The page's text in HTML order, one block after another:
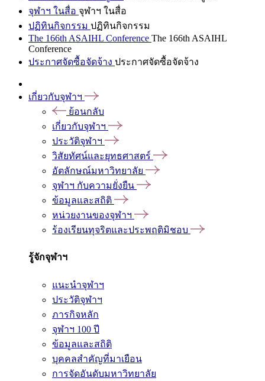
จุฬาฯ ในสื่อ จุฬาฯ ในสื่อ
ปฏิทินกิจกรรม ปฏิทินกิจกรรม
The 166th ASAIHL Conference The 166th ASAIHL
Conference
ประกาศจัดซื้อจัดจ้าง ประกาศจัดซื้อจัดจ้าง
เกี่ยวกับจุฬาฯ
ย้อนกลับ
เกี่ยวกับจุฬาฯ
ประวัติจุฬาฯ
วิสัยทัศน์และยุทธศาสตร์
อัตลักษณ์มหาวิทยาลัย
จุฬาฯ กับความยั่งยืน
ข้อมูลและสถิติ
หน่วยงานของจุฬาฯ
ร้องเรียนทุจริตและประพฤติมิชอบ
รู้จักจุฬาฯ
แนะนำจุฬาฯ
ประวัติจุฬาฯ
ภารกิจหลัก
จุฬาฯ 100 ปี
ข้อมูลและสถิติ
บุคคลสำคัญที่มาเยือน
การจัดอันดับมหาวิทยาลัย